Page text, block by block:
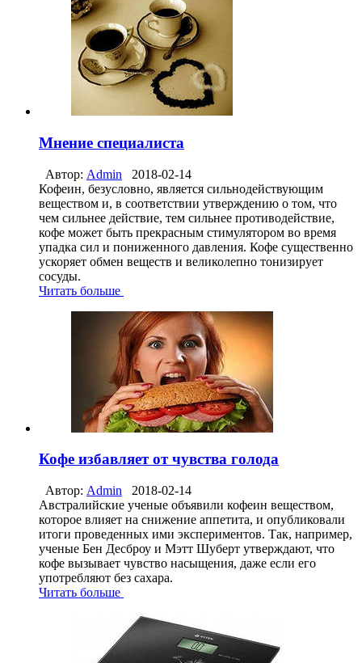
Мнение специалиста
Автор: Admin
2018-02-14
Кофеин, безусловно, является сильнодействующим
веществом и, в соответствии утверждению о том, что
чем сильнее действие, тем сильнее противодействие,
кофе может быть прекрасным стимулятором во время
упадка сил и пониженного давления. Кофе существенно
ускоряет обмен веществ и великолепно тонизирует
сосуды.
Читать больше
Кофе избавляет от чувства голода
Автор: Admin
2018-02-14
Австралийские ученые объявили кофеин веществом,
которое влияет на снижение аппетита, и опубликовали
итоги проведенных ими экспериментов. Так, например,
ученые Бен Десброу и Мэтт Шуберт утверждают, что
кофе вызывает чувство насыщения, даже если его
употребляют без сахара.
Читать больше